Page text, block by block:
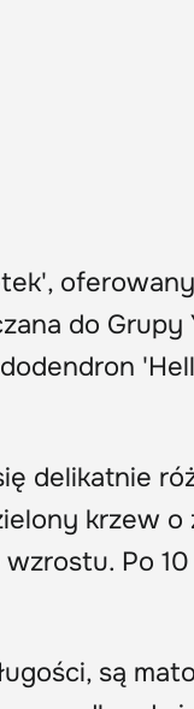
do Grupy
delikatnie
krzew o
Po
są